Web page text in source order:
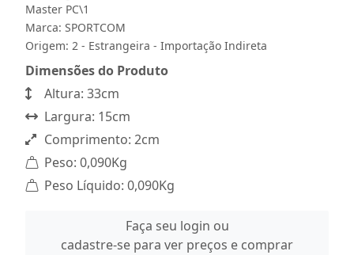
Master PC\1
Marca: SPORTCOM
Origem: 2 - Estrangeira - Importação Indireta
Dimensões do Produto
Altura: 33cm
Largura: 15cm
Comprimento: 2cm
Peso: 0,090Kg
Peso Líquido: 0,090Kg
Faça seu login ou
cadastre-se para ver preços e comprar